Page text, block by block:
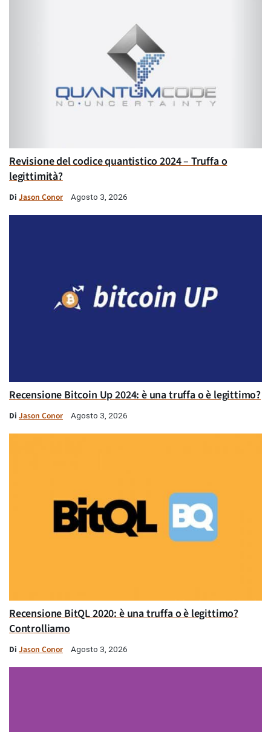
Revisione del codice quantistico 2024 – Truffa o
legittimità?
Di Jason Conor Agosto 3, 2026
Recensione Bitcoin Up 2024: è una truffa o è legittimo?
Di Jason Conor Agosto 3, 2026
Recensione BitQL 2020: è una truffa o è legittimo?
Controlliamo
Di Jason Conor Agosto 3, 2026